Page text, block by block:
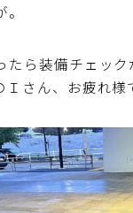
たら装備チェッ
さん、お疲れ様